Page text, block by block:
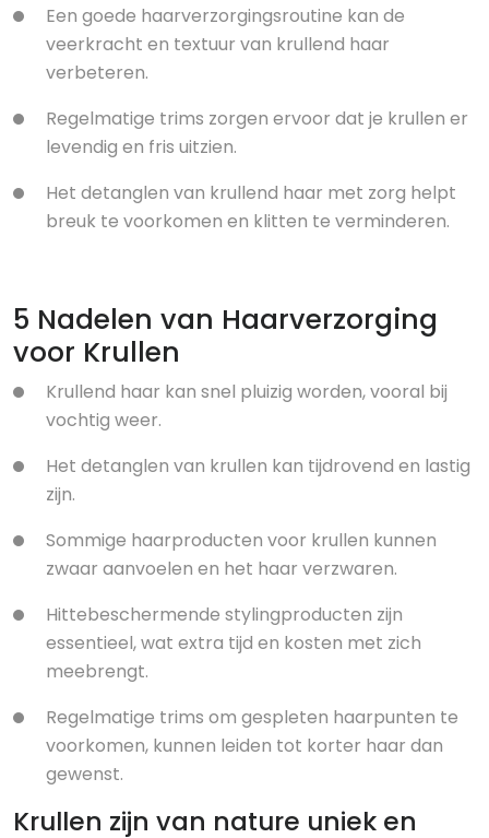
Een goede haarverzorgingsroutine kan de
veerkracht en textuur van krullend haar
verbeteren.
Regelmatige trims zorgen ervoor dat je krullen er
levendig en fris uitzien.
Het detanglen van krullend haar met zorg helpt
breuk te voorkomen en klitten te verminderen.
5 Nadelen van Haarverzorging
voor Krullen
Krullend haar kan snel pluizig worden, vooral bij
vochtig weer.
Het detanglen van krullen kan tijdrovend en lastig
zijn.
Sommige haarproducten voor krullen kunnen
zwaar aanvoelen en het haar verzwaren.
Hittebeschermende stylingproducten zijn
essentieel, wat extra tijd en kosten met zich
meebrengt.
Regelmatige trims om gespleten haarpunten te
voorkomen, kunnen leiden tot korter haar dan
gewenst.
Krullen zijn van nature uniek en